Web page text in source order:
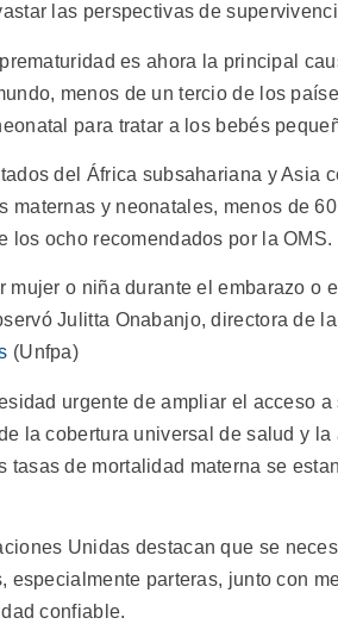
las perspectivas de
es ahora la principal
menos de un tercio de los
para tratar a los bebés
del África subsahariana y Asia
maternas y neonatales, menos de
los ocho recomendados por la OMS.
mujer o niña durante el embarazo o
Julitta Onabanjo, directora de
(Unfpa)
urgente de ampliar el acceso
la cobertura universal de salud y
tasas de mortalidad materna se
Unidas destacan que se
especialmente parteras, junto con
confiable.